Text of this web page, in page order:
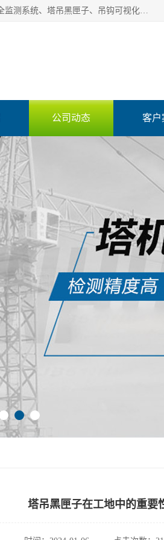
安徽赛芙智能科技有限公司是一家主营智慧化工地解决方案的企业，主营产品有：塔机安全监测系统、塔吊黑匣子、吊钩可视化、吊钩可视化系统、塔机安全监控系统、塔机黑匣子等。创建至今始终关注用户需求，为用户提供有的产品和服务。
公司动态 客户
塔吊黑匣子在工地中的重要